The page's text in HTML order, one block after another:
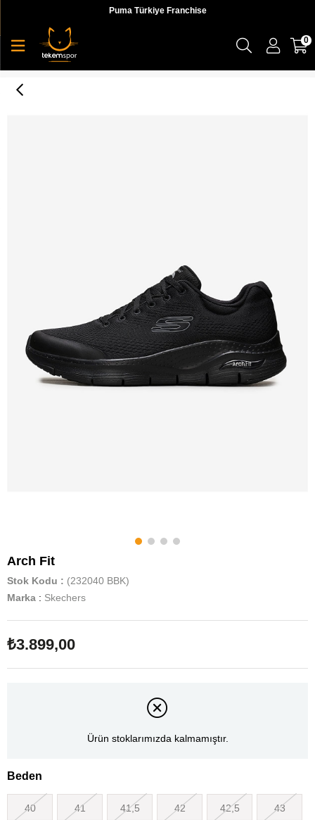
Puma Türkiye Franchise
0
Arch Fit
Stok Kodu
(232040 BBK)
Marka : Skechers
₺3.899,00
Ürün stoklarımızda kalmamıştır.
Beden
40 41 41,5 42 42,5 43